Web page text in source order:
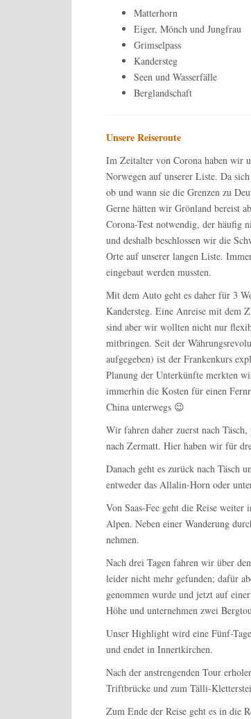
Matterhorn
Eiger, Mönch und Jungfrau
Grimselpass
Kandersteg
Seen und Wasserfälle
Berglandschaft
Unsere Reiseroute
Im Zeitalter von Corona haben wir
Norwegen auf unserer Liste. Da
ob und wann sie die Grenzen zu
Gerne hätten wir Grönland bereist
Corona-Test notwendig, der häufig
und deshalb beschlossen wir die
Orte auf unserer langen Liste.
eingebaut werden mussten.
Mit dem Auto geht es daher für 3
Kandersteg. Eine Anreise mit dem
sind aber wir wollten nicht nur
mitbringen. Seit der
aufgegeben) ist der Frankenkurs
Planung der Unterkünfte merkten
immerhin die Kosten für einen
China unterwegs 😉
Wir fahren daher zuerst nach
nach Zermatt. Hier haben wir für
Danach geht es zurück nach Täsch
entweder das Allalin-Horn oder
Von Saas-Fee geht die Reise
Alpen. Neben einer Wanderung
nehmen.
Nach drei Tagen fahren wir über
leider nicht mehr gefunden; dafür
genommen wurde und jetzt auf
Höhe und unternehmen zwei
Unser Highlight wird eine Fünf-
und endet in Innertkirchen.
Nach der anstrengenden Tour
Triftbrücke und zum Tälli-
Zum Ende der Reise geht es in die